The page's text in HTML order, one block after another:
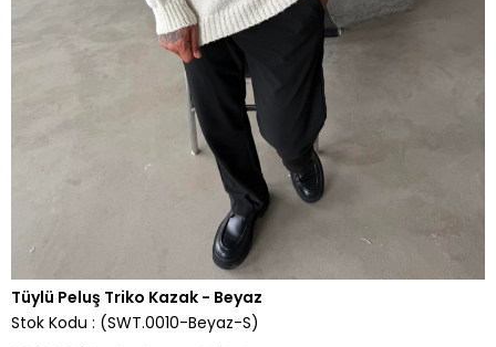
Tüylü Peluş Triko Kazak - Beyaz
Stok Kodu
(SWT.0010-Beyaz-S)